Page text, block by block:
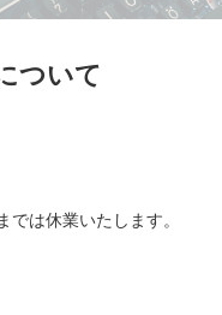
ついて
は休業いたします。